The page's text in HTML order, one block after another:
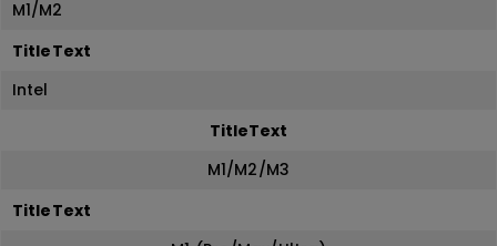
M1/M2
TitleText
Intel
TitleText
M1/M2/M3
TitleText